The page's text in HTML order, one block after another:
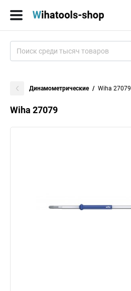
Динамометрические Wiha 27079
Wiha 27079